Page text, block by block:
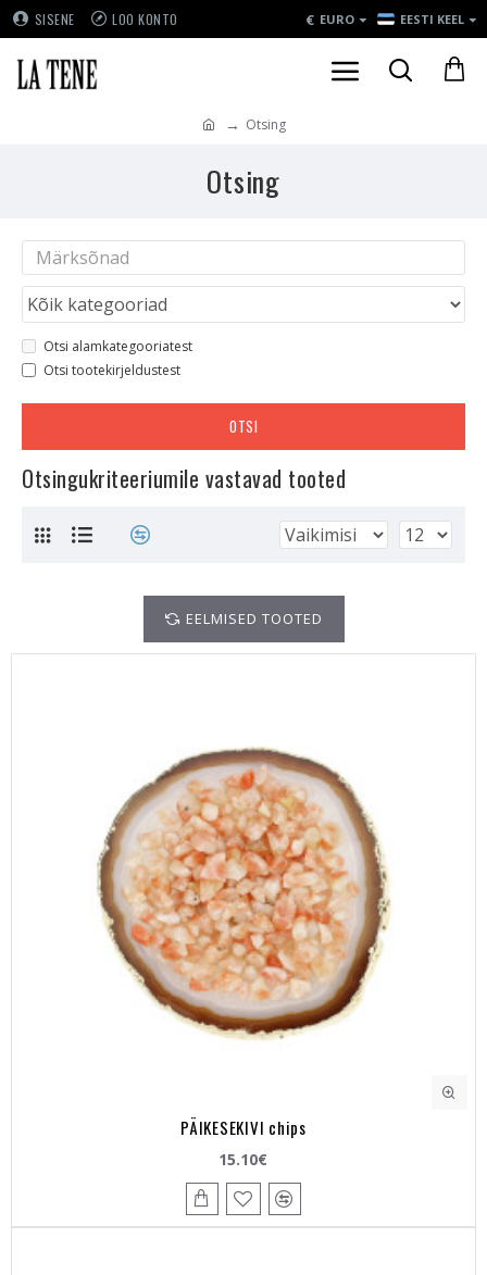
SISENE LOO KONTO € EURO EESTI KEEL
Otsing
Otsing
Otsi alamkategooriatest
Otsi tootekirjeldustest
OTSI
Otsingukriteeriumile vastavad tooted
EELMISED TOOTED
PÄIKESEKIVI chips
15.10€